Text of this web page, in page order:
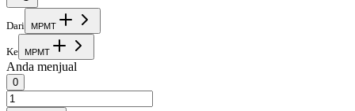
Dari MPMT
Ke MPMT
Anda menjual
0